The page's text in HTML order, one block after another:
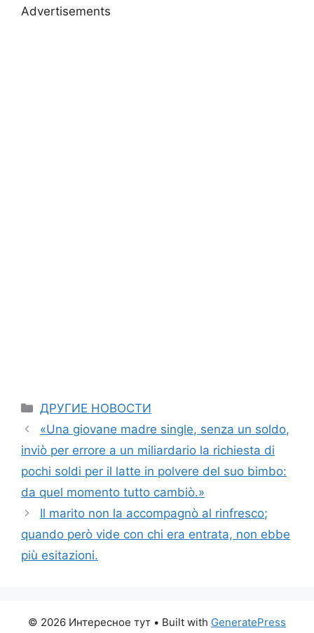
Advertisements
Categories
ДРУГИЕ НОВОСТИ
«Una giovane madre single, senza un soldo,
inviò per errore a un miliardario la richiesta di
pochi soldi per il latte in polvere del suo bimbo:
da quel momento tutto cambiò.»
Il marito non la accompagnò al rinfresco;
quando però vide con chi era entrata, non ebbe
più esitazioni.
© 2026 Интересное тут • Built with GeneratePress